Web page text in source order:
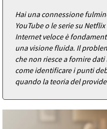
Hai una connessione
YouTube o le serie su
Internet veloce è
una visione fluida. Il
che non riesce a fornire
come identificare i punti
quando la teoria del